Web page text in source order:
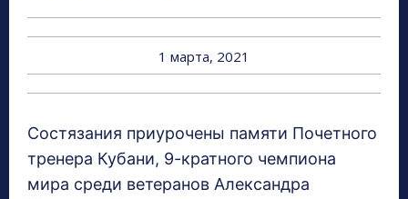
1 марта, 2021
Состязания приурочены памяти Почетного
тренера Кубани, 9-кратного чемпиона
мира среди ветеранов Александра